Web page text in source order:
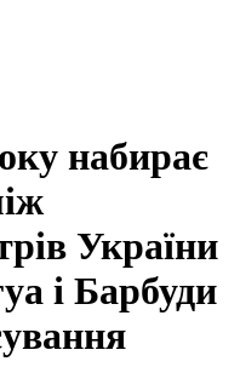
набирає
України
і Барбуди